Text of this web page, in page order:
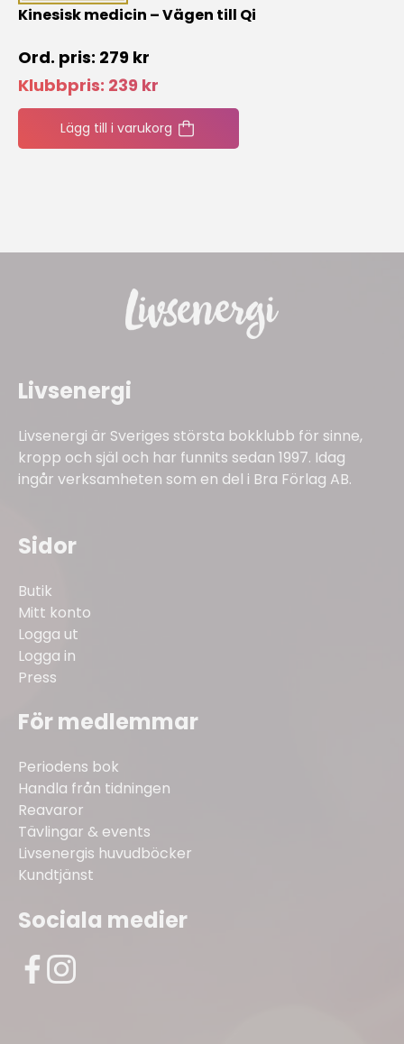
Kinesisk medicin – Vägen till Qi
279 kr
Klubbpris: 239 kr
Lägg till i varukorg
Livsenergi
Livsenergi är Sveriges största bokklubb för sinne,
kropp och själ och har funnits sedan 1997. Idag
ingår verksamheten som en del i Bra Förlag AB.
Sidor
Butik
Mitt konto
Logga ut
Logga in
Press
För medlemmar
Periodens bok
Handla från tidningen
Reavaror
Tävlingar & events
Livsenergis huvudböcker
Kundtjänst
Sociala medier